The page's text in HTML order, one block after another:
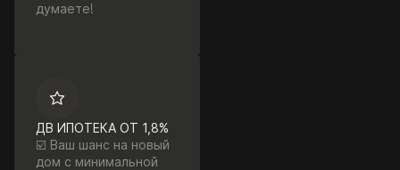
думаете!
ДВ ИПОТЕКА ОТ 1,8%
☑️ Ваш шанс на новый
дом с минимальной